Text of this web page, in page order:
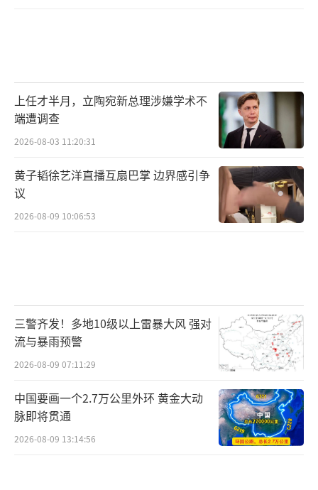
上任才半月，立陶宛新总理涉嫌学术不
端遭调查
2026-08-03 11:20:31
黄子韬徐艺洋直播互扇巴掌 边界感引争
议
2026-08-09 10:06:53
三警齐发！多地10级以上雷暴大风 强对
流与暴雨预警
2026-08-09 07:11:29
中国要画一个2.7万公里外环 黄金大动
脉即将贯通
2026-08-09 13:14:56